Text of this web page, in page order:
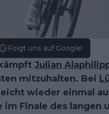
Folgt uns auf Google!
Julian
mitzuhalten. Bei
wieder einmal
im Finale des langen